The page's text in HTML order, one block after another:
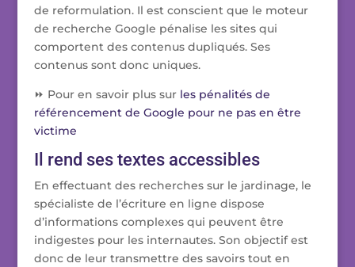
de reformulation. Il est conscient que le moteur
de recherche Google pénalise les sites qui
comportent des contenus dupliqués. Ses
contenus sont donc uniques.
⏩ Pour en savoir plus sur les pénalités de
référencement de Google pour ne pas en être
victime
Il rend ses textes accessibles
En effectuant des recherches sur le jardinage, le
spécialiste de l’écriture en ligne dispose
d’informations complexes qui peuvent être
indigestes pour les internautes. Son objectif est
donc de leur transmettre des savoirs tout en